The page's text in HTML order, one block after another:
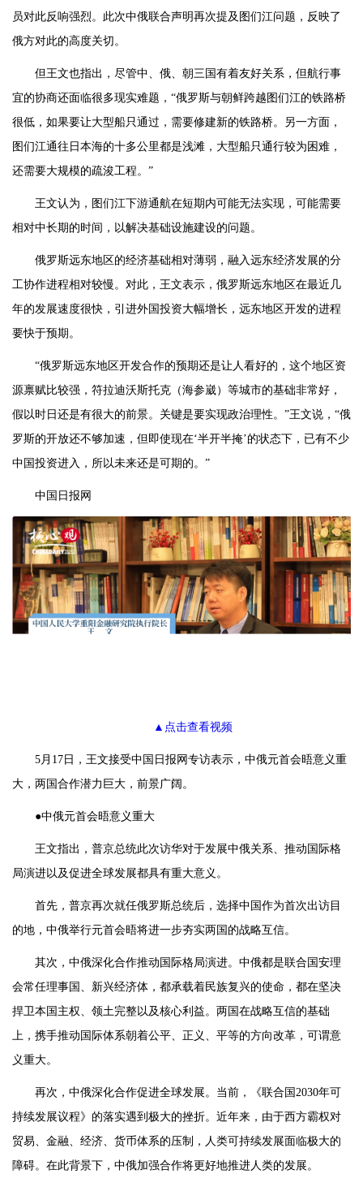
员对此反响强烈。此次中俄联合声明再次提及图们江问题，反映了
俄方对此的高度关切。
但王文也指出，尽管中、俄、朝三国有着友好关系，但航行事
宜的协商还面临很多现实难题，“俄罗斯与朝鲜跨越图们江的铁路桥
很低，如果要让大型船只通过，需要修建新的铁路桥。另一方面，
图们江通往日本海的十多公里都是浅滩，大型船只通行较为困难，
还需要大规模的疏浚工程。”
王文认为，图们江下游通航在短期内可能无法实现，可能需要
相对中长期的时间，以解决基础设施建设的问题。
俄罗斯远东地区的经济基础相对薄弱，融入远东经济发展的分
工协作进程相对较慢。对此，王文表示，俄罗斯远东地区在最近几
年的发展速度很快，引进外国投资大幅增长，远东地区开发的进程
要快于预期。
“俄罗斯远东地区开发合作的预期还是让人看好的，这个地区资
源禀赋比较强，符拉迪沃斯托克（海参崴）等城市的基础非常好，
假以时日还是有很大的前景。关键是要实现政治理性。”王文说，“俄
罗斯的开放还不够加速，但即使现在‘半开半掩’的状态下，已有不少
中国投资进入，所以未来还是可期的。”
中国日报网
▲点击查看视频
5月17日，王文接受中国日报网专访表示，中俄元首会晤意义重
大，两国合作潜力巨大，前景广阔。
●中俄元首会晤意义重大
王文指出，普京总统此次访华对于发展中俄关系、推动国际格
局演进以及促进全球发展都具有重大意义。
首先，普京再次就任俄罗斯总统后，选择中国作为首次出访目
的地，中俄举行元首会晤将进一步夯实两国的战略互信。
其次，中俄深化合作推动国际格局演进。中俄都是联合国安理
会常任理事国、新兴经济体，都承载着民族复兴的使命，都在坚决
捍卫本国主权、领土完整以及核心利益。两国在战略互信的基础
上，携手推动国际体系朝着公平、正义、平等的方向改革，可谓意
义重大。
再次，中俄深化合作促进全球发展。当前，《联合国2030年可
持续发展议程》的落实遇到极大的挫折。近年来，由于西方霸权对
贸易、金融、经济、货币体系的压制，人类可持续发展面临极大的
障碍。在此背景下，中俄加强合作将更好地推进人类的发展。